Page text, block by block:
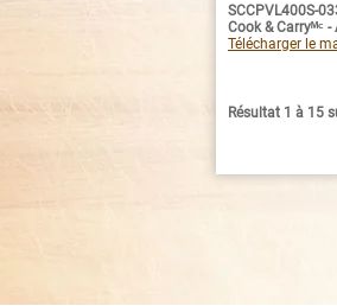
SCCPVL400S-
Cook & Carryᴹᶜ
Télécharger le
Résultat 1 à 15